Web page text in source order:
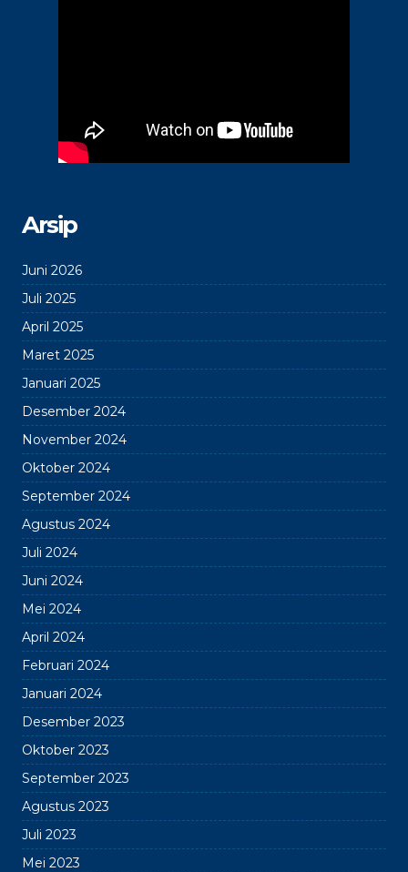
Arsip
Juni 2026
Juli 2025
April 2025
Maret 2025
Januari 2025
Desember 2024
November 2024
Oktober 2024
September 2024
Agustus 2024
Juli 2024
Juni 2024
Mei 2024
April 2024
Februari 2024
Januari 2024
Desember 2023
Oktober 2023
September 2023
Agustus 2023
Juli 2023
Mei 2023